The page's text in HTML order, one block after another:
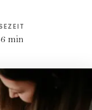
6 min